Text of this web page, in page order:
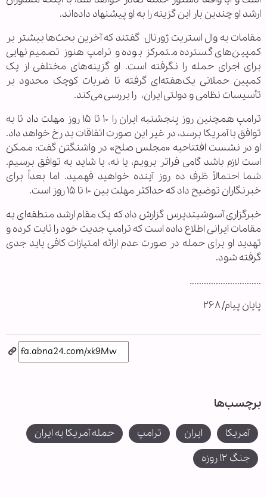
ارشد او چندین بار این گزینه را به او پیشنهاد داده‌اند.
مقامات به وال استریت ژورنال گفتند که آخرین بحث‌ها بیشتر بر
کمپین‌های گسترده متمرکز بوده و ترامپ هنوز تصمیم نهایی
برای اجرای حمله را نگرفته است. او گزینه‌های مختلفی از یک
کمپین حملاتی یک‌هفته‌ای گرفته تا ضربات کوچک محدود بر
تأسیسات نظامی و دولتی ایران، را بررسی می‌کند.
ترامپ همچنین روز پنجشنبه ایران را ۱۰ تا ۱۵ روز مهلت داد تا به
توافق با آمریکا برسد، در غیر این صورت اتفاقات بد رخ خواهد داد.
او در نشست افتتاحیه «مجلس صلح» در واشنگتن گفت: ممکن
است لازم باشد گامی فراتر برویم، یا نه، یا شاید به توافق برسیم.
شما احتمالاً ظرف ده روز آینده خواهید فهمید. اما بعداً برای
خبرنگاران توضیح داد که حداکثر مهلت بین ۱۰ تا ۱۵ روز است.
خبرگزاری آسوشیتدپرس گزارش داد که یک مقام ارشد منطقه‌ای به
مقامات ایرانی اطلاع داده است که ترامپ جدیت خود را ثابت کرده و
تهدید او برای حمله در صورت عدم ارائه امتیازات کافی باید جدی
گرفته شود.
..............................
پایان پیام/ ۲۶۸
برچسب‌ها
آمریکا ایران ترامپ
حمله آمریکا به ایران
جنگ ۱۲ روزه